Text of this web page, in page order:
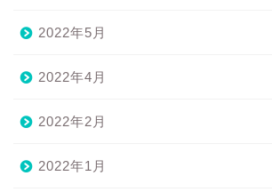
2022年5月
2022年4月
2022年2月
2022年1月